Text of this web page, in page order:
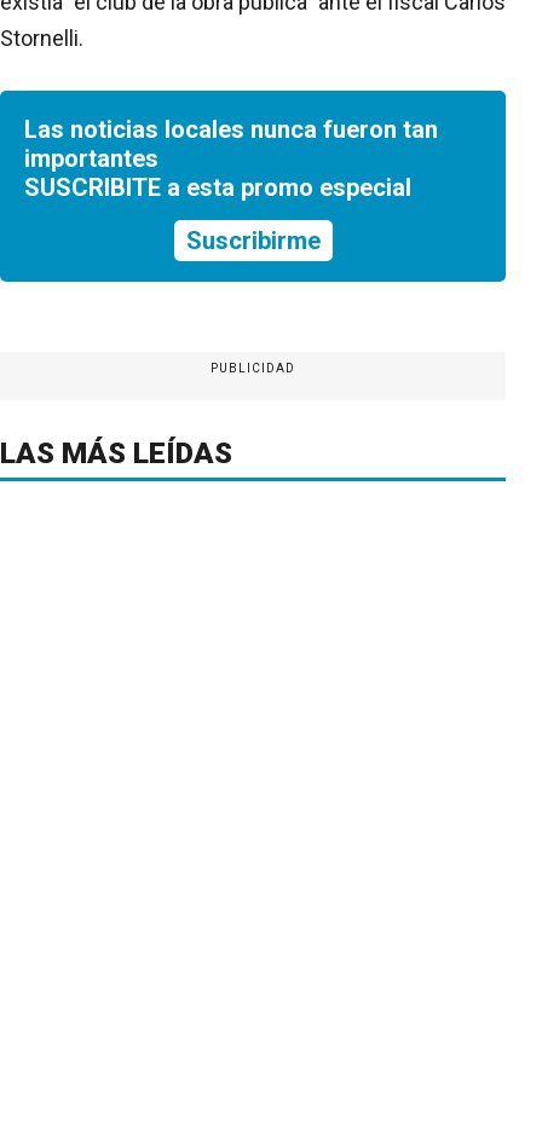
Stornelli.
Las noticias locales nunca fueron tan
importantes
SUSCRIBITE a esta promo especial
Suscribirme
PUBLICIDAD
LAS MÁS LEÍDAS